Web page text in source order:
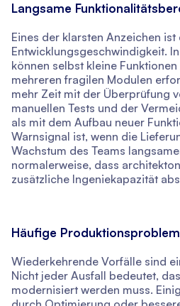
Langsame
Eines der klarsten Anzeichen
Entwicklungsgeschwindigkeit.
können selbst kleine
mehreren fragilen Modulen
mehr Zeit mit der Überprüfung
manuellen Tests und der
als mit dem Aufbau neuer
Warnsignal ist, wenn die
Wachstum des Teams
normalerweise, dass
zusätzliche Ingeniekapazität
Häufige
Wiederkehrende Vorfälle sind
Nicht jeder Ausfall bedeutet,
modernisiert werden muss.